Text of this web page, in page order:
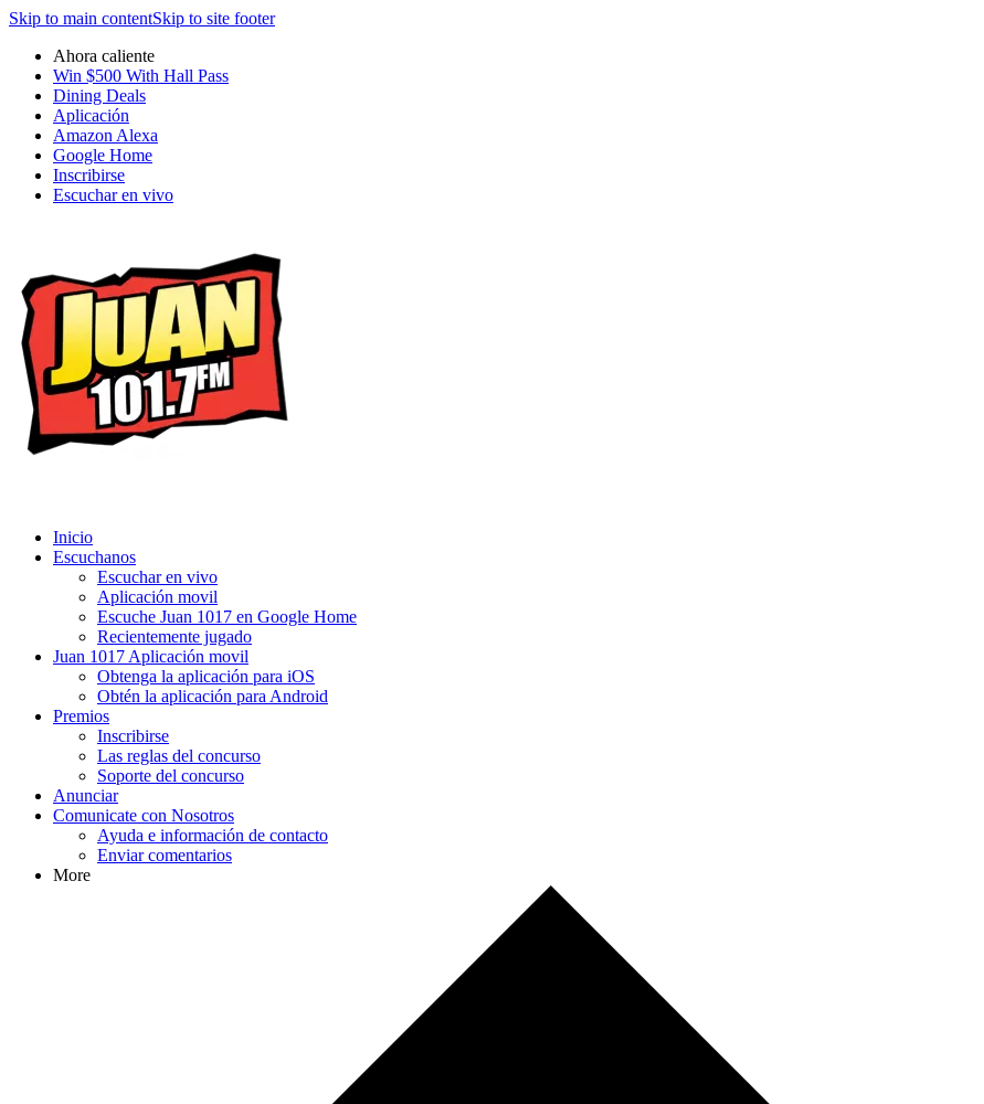
Skip to main contentSkip to site footer
Ahora caliente
Win $500 With Hall Pass
Dining Deals
Aplicación
Amazon Alexa
Google Home
Inscribirse
Escuchar en vivo
Inicio
Escuchanos
Escuchar en vivo
Aplicación movil
Escuche Juan 1017 en Google Home
Recientemente jugado
Juan 1017 Aplicación movil
Obtenga la aplicación para iOS
Obtén la aplicación para Android
Premios
Inscribirse
Las reglas del concurso
Soporte del concurso
Anunciar
Comunicate con Nosotros
Ayuda e información de contacto
Enviar comentarios
More